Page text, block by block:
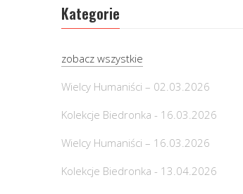
Kategorie
zobacz wszystkie
Wielcy Humaniści – 02.03.2026
Kolekcje Biedronka - 16.03.2026
Wielcy Humaniści – 16.03.2026
Kolekcje Biedronka - 13.04.2026